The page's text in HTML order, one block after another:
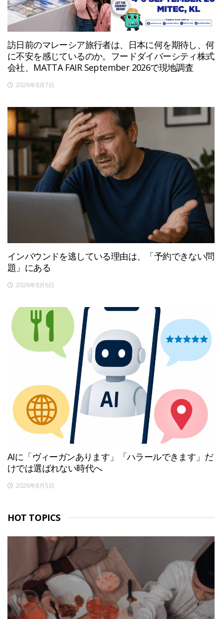
訪日前のマレーシア旅行者は、日本に何を期待し、何
に不安を感じているのか。フードダイバーシティ株式
会社、MATTA FAIR September 2026で現地調査
2026年8月7日
インバウンドを逃している理由は、「予約できない問
題」にある
2026年8月6日
AIに「ヴィーガンあります」「ハラールできます」だ
けでは選ばれない時代へ
2026年8月5日
HOT TOPICS